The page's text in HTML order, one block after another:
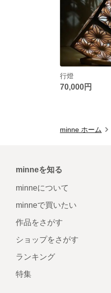
行燈
70,000円
minne ホーム
minneを知る
minneについて
minneで買いたい
作品をさがす
ショップをさがす
ランキング
特集